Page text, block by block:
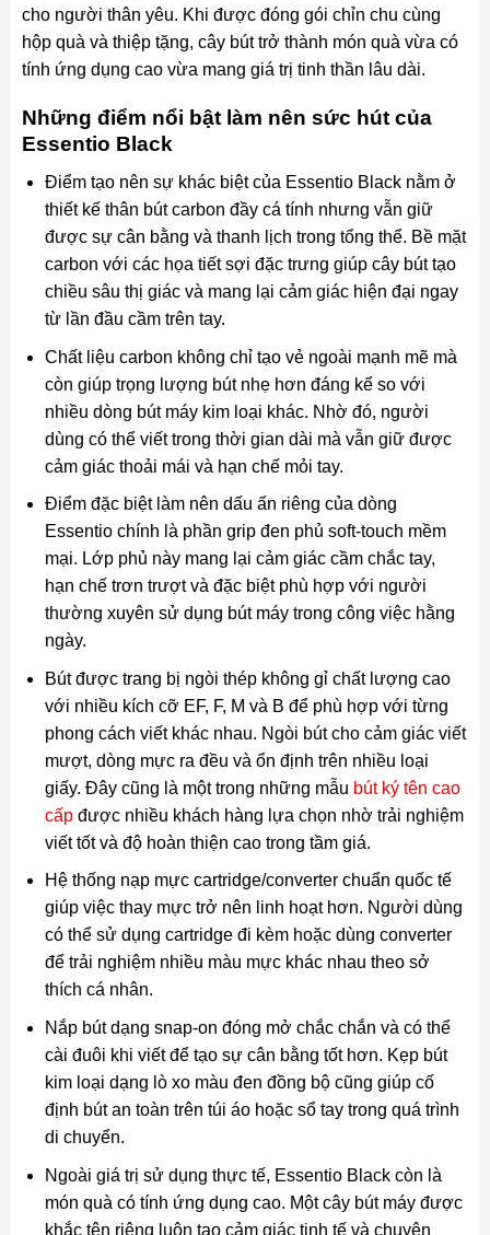
cho người thân yêu. Khi được đóng gói chỉn chu cùng
hộp quà và thiệp tặng, cây bút trở thành món quà vừa có
tính ứng dụng cao vừa mang giá trị tinh thần lâu dài.
Những điểm nổi bật làm nên sức hút của
Essentio Black
Điểm tạo nên sự khác biệt của Essentio Black nằm ở
thiết kế thân bút carbon đầy cá tính nhưng vẫn giữ
được sự cân bằng và thanh lịch trong tổng thể. Bề mặt
carbon với các họa tiết sợi đặc trưng giúp cây bút tạo
chiều sâu thị giác và mang lại cảm giác hiện đại ngay
từ lần đầu cầm trên tay.
Chất liệu carbon không chỉ tạo vẻ ngoài mạnh mẽ mà
còn giúp trọng lượng bút nhẹ hơn đáng kể so với
nhiều dòng bút máy kim loại khác. Nhờ đó, người
dùng có thể viết trong thời gian dài mà vẫn giữ được
cảm giác thoải mái và hạn chế mỏi tay.
Điểm đặc biệt làm nên dấu ấn riêng của dòng
Essentio chính là phần grip đen phủ soft-touch mềm
mại. Lớp phủ này mang lại cảm giác cầm chắc tay,
hạn chế trơn trượt và đặc biệt phù hợp với người
thường xuyên sử dụng bút máy trong công việc hằng
ngày.
Bút được trang bị ngòi thép không gỉ chất lượng cao
với nhiều kích cỡ EF, F, M và B để phù hợp với từng
phong cách viết khác nhau. Ngòi bút cho cảm giác viết
mượt, dòng mực ra đều và ổn định trên nhiều loại
giấy. Đây cũng là một trong những mẫu bút ký tên cao
cấpđược nhiều khách hàng lựa chọn nhờ trải nghiệm
viết tốt và độ hoàn thiện cao trong tầm giá.
Hệ thống nạp mực cartridge/converter chuẩn quốc tế
giúp việc thay mực trở nên linh hoạt hơn. Người dùng
có thể sử dụng cartridge đi kèm hoặc dùng converter
để trải nghiệm nhiều màu mực khác nhau theo sở
thích cá nhân.
Nắp bút dạng snap-on đóng mở chắc chắn và có thể
cài đuôi khi viết để tạo sự cân bằng tốt hơn. Kẹp bút
kim loại dạng lò xo màu đen đồng bộ cũng giúp cố
định bút an toàn trên túi áo hoặc sổ tay trong quá trình
di chuyển.
Ngoài giá trị sử dụng thực tế, Essentio Black còn là
món quà có tính ứng dụng cao. Một cây bút máy được
khắc tên riêng luôn tạo cảm giác tinh tế và chuyên